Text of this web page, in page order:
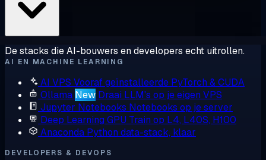
De stacks die AI-bouwers en developers echt uitrollen.
AI EN MACHINE LEARNING
AI VPS Vooraf geïnstalleerde PyTorch & CUDA
Ollama New Draai LLM's op je eigen VPS
Jupyter Notebooks Notebooks op je server
Deep Learning GPU Train op L4, L40S, H100
Anaconda Python data-stack, klaar
DEVELOPERS & DEVOPS